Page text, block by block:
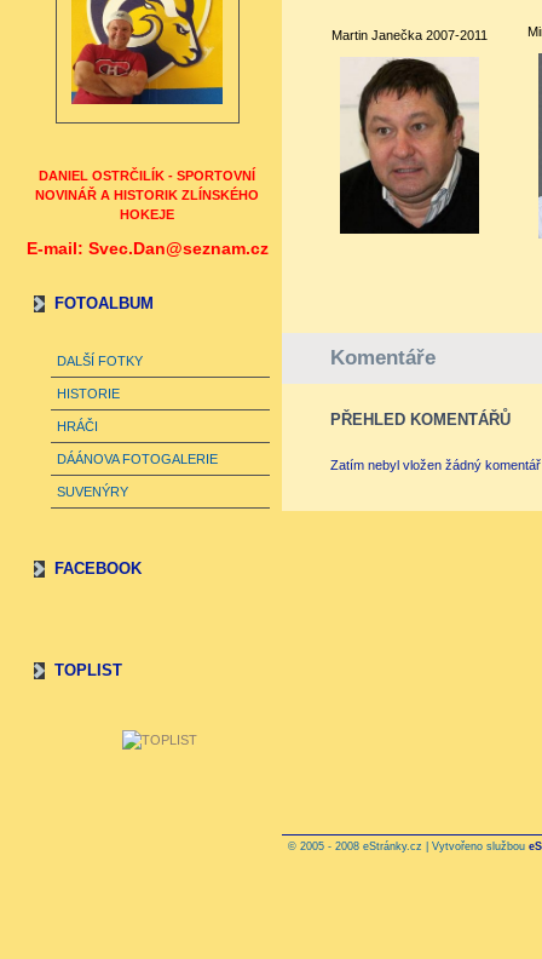
DANIEL OSTRČILÍK - SPORTOVNÍ
NOVINÁŘ A HISTORIK ZLÍNSKÉHO
HOKEJE
E-mail: Svec.Dan@seznam.cz
FOTOALBUM
DALŠÍ FOTKY
HISTORIE
HRÁČI
DÁÁNOVA FOTOGALERIE
SUVENÝRY
FACEBOOK
TOPLIST
Martin Janečka 2007-2011
Komentáře
PŘEHLED KOMENTÁŘŮ
Zatím nebyl vložen žádný komentář
© 2005 - 2008 eStránky.cz | Vytvořeno službou